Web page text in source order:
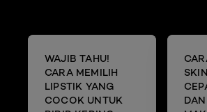
WAJIB TAHU!
CARA MEMILIH
LIPSTIK YANG
COCOK UNTUK